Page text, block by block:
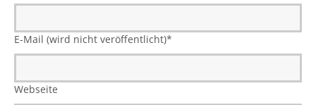
E-Mail (wird nicht veröffentlicht)*
Webseite